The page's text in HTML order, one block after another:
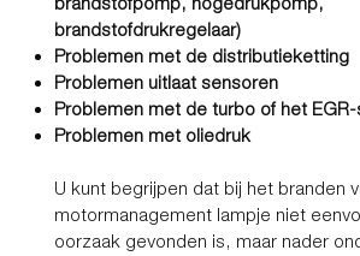
brandstofdrukregelaar)
Problemen met de distributieketting
Problemen uitlaat sensoren
Problemen met de turbo of het
Problemen met oliedruk
U kunt begrijpen dat bij het branden
motormanagement lampje niet
oorzaak gevonden is, maar nader